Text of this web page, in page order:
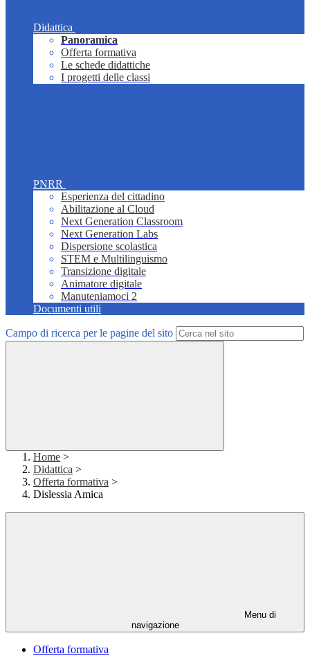
Didattica
Panoramica
Offerta formativa
Le schede didattiche
I progetti delle classi
PNRR
Esperienza del cittadino
Abilitazione al Cloud
Next Generation Classroom
Next Generation Labs
Dispersione scolastica
STEM e Multilinguismo
Transizione digitale
Animatore digitale
Manuteniamoci 2
Documenti utili
Campo di ricerca per le pagine del sito
Home >
Didattica >
Offerta formativa >
Dislessia Amica
Menu di
navigazione
Offerta formativa